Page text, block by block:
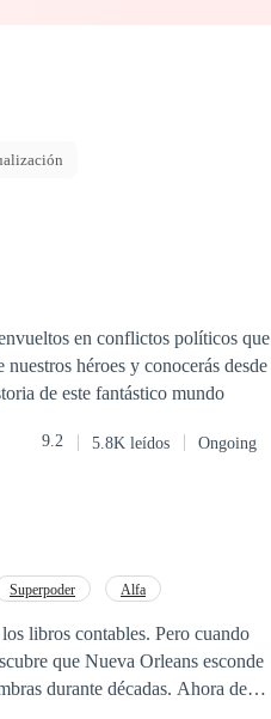
en conflictos políticos que
héroes y conocerás desde
de este fantástico mundo
9.2 5.8K leídos Ongoing
Superpoder
Alfa
libros contables. Pero cuando
que Nueva Orleans esconde
décadas. Ahora debe